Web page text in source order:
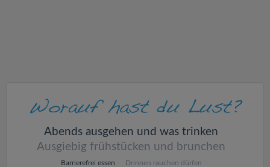
Abends ausgehen und was trinken
Ausgiebig frühstücken und brunchen
Barrierefrei essen Drinnen rauchen dürfen